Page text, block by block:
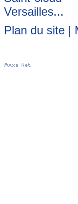
Versailles...
Plan du site |